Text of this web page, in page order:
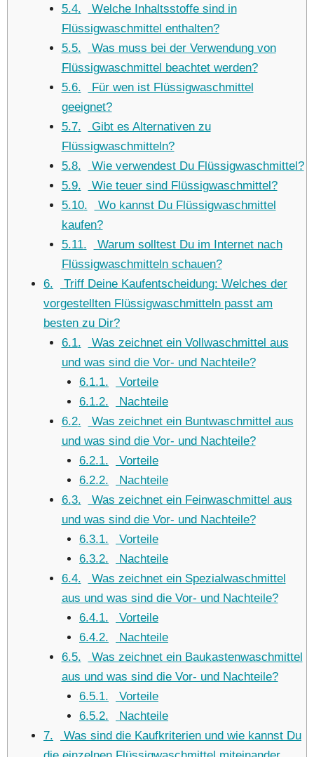
5.4
Welche Inhaltsstoffe sind in
Flüssigwaschmittel enthalten?
5.5
Was muss bei der Verwendung von
Flüssigwaschmittel beachtet werden?
5.6
Für wen ist Flüssigwaschmittel
geeignet?
5.7
Gibt es Alternativen zu
Flüssigwaschmitteln?
5.8
Wie verwendest Du Flüssigwaschmittel?
5.9
Wie teuer sind Flüssigwaschmittel?
5.10
Wo kannst Du Flüssigwaschmittel
kaufen?
5.11
Warum solltest Du im Internet nach
Flüssigwaschmitteln schauen?
6
Triff Deine Kaufentscheidung: Welches der
vorgestellten Flüssigwaschmitteln passt am
besten zu Dir?
6.1
Was zeichnet ein Vollwaschmittel aus
und was sind die Vor- und Nachteile?
6.1.1
Vorteile
6.1.2
Nachteile
6.2
Was zeichnet ein Buntwaschmittel aus
und was sind die Vor- und Nachteile?
6.2.1
Vorteile
6.2.2
Nachteile
6.3
Was zeichnet ein Feinwaschmittel aus
und was sind die Vor- und Nachteile?
6.3.1
Vorteile
6.3.2
Nachteile
6.4
Was zeichnet ein Spezialwaschmittel
aus und was sind die Vor- und Nachteile?
6.4.1
Vorteile
6.4.2
Nachteile
6.5
Was zeichnet ein Baukastenwaschmittel
aus und was sind die Vor- und Nachteile?
6.5.1
Vorteile
6.5.2
Nachteile
7
Was sind die Kaufkriterien und wie kannst Du